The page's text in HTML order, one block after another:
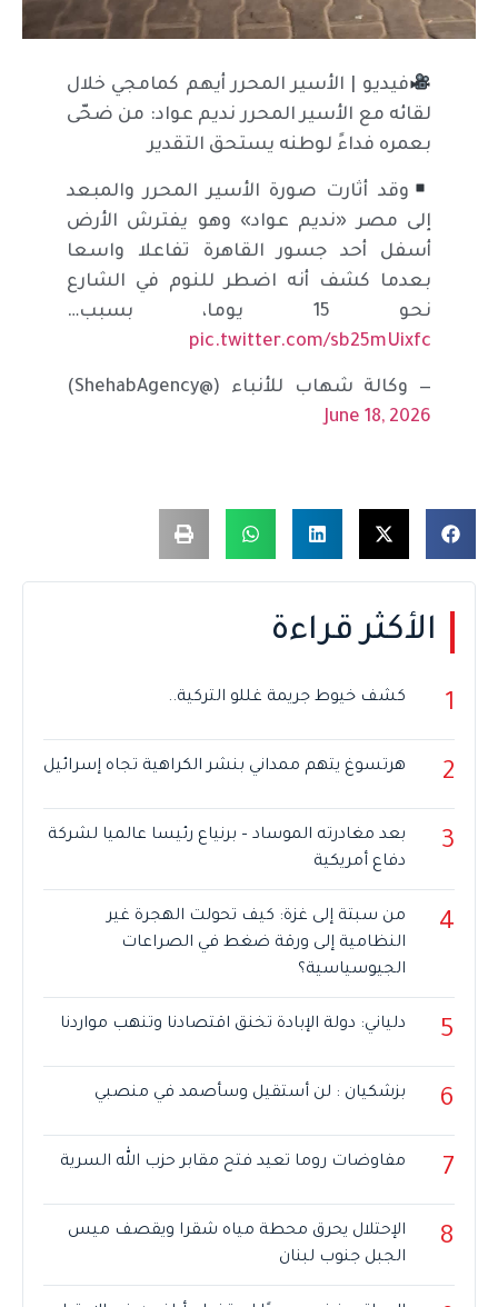
فيديو | الأسير المحرر أيهم كمامجي خلال
لقائه مع الأسير المحرر نديم عواد: من ضحّى
بعمره فداءً لوطنه يستحق التقدير
وقد أثارت صورة الأسير المحرر والمبعد
إلى مصر «نديم عواد» وهو يفترش الأرض
أسفل أحد جسور القاهرة تفاعلا واسعا
بعدما كشف أنه اضطر للنوم في الشارع
نحو 15 يوما، بسبب…
pic.twitter.com/sb25mUixfc
— وكالة شهاب للأنباء (@ShehabAgency)
June 18, 2026
الأكثر قراءة
1 كشف خيوط جريمة غللو التركية..
2 هرتسوغ يتهم ممداني بنشر الكراهية تجاه إسرائيل
3
بعد مغادرته الموساد – برنياع رئيسا عالميا لشركة
دفاع أمريكية
4
من سبتة إلى غزة: كيف تحولت الهجرة غير
النظامية إلى ورقة ضغط في الصراعات
الجيوسياسية؟
5 دلياني: دولة الإبادة تخنق اقتصادنا وتنهب مواردنا
6 بزشكيان : لن أستقيل وسأصمد في منصبي
7 مفاوضات روما تعيد فتح مقابر حزب الله السرية
8
الإحتلال يحرق محطة مياه شقرا ويقصف ميس
الجبل جنوب لبنان